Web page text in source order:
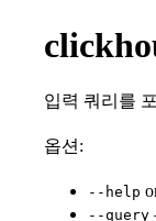
입력 쿼리를
옵션:
--help
--query